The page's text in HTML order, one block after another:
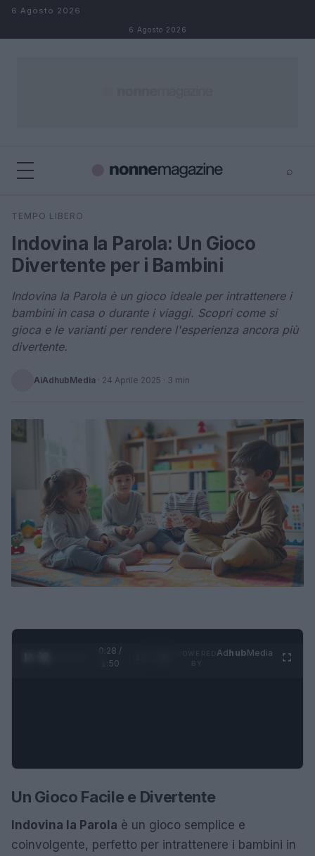
Salta al contenuto
6 Agosto 2026
6 Agosto 2026
⌕
Cerca
TEMPO LIBERO
Indovina la Parola: Un Gioco
Divertente per i Bambini
Indovina la Parola è un gioco ideale per intrattenere i
bambini in casa o durante i viaggi. Scopri come si
gioca e le varianti per rendere l'esperienza ancora più
divertente.
AiAdhubMedia · 24 Aprile 2025 · 3 min
0:29 /
1:50
AdhubMedia
Un Gioco Facile e Divertente
Indovina la Parola è un gioco semplice e
coinvolgente, perfetto per intrattenere i bambini in